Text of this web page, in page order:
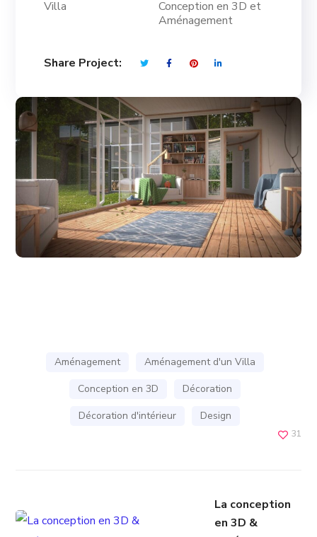
Villa
Conception en 3D et
Aménagement
Share Project:
Aménagement
Aménagement d'un Villa
Conception en 3D
Décoration
Décoration d'intérieur
Design
31
La conception
en 3D &